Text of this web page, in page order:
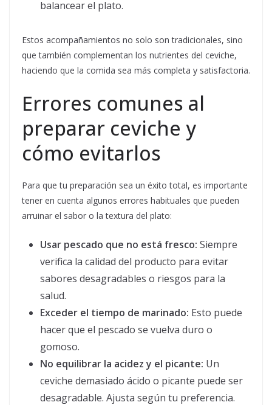
balancear el plato.
Estos acompañamientos no solo son tradicionales, sino
que también complementan los nutrientes del ceviche,
haciendo que la comida sea más completa y satisfactoria.
Errores comunes al
preparar ceviche y
cómo evitarlos
Para que tu preparación sea un éxito total, es importante
tener en cuenta algunos errores habituales que pueden
arruinar el sabor o la textura del plato:
Usar pescado que no está fresco: Siempre
verifica la calidad del producto para evitar
sabores desagradables o riesgos para la
salud.
Exceder el tiempo de marinado: Esto puede
hacer que el pescado se vuelva duro o
gomoso.
No equilibrar la acidez y el picante: Un
ceviche demasiado ácido o picante puede ser
desagradable. Ajusta según tu preferencia.